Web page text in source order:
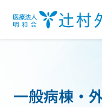
一般病棟・